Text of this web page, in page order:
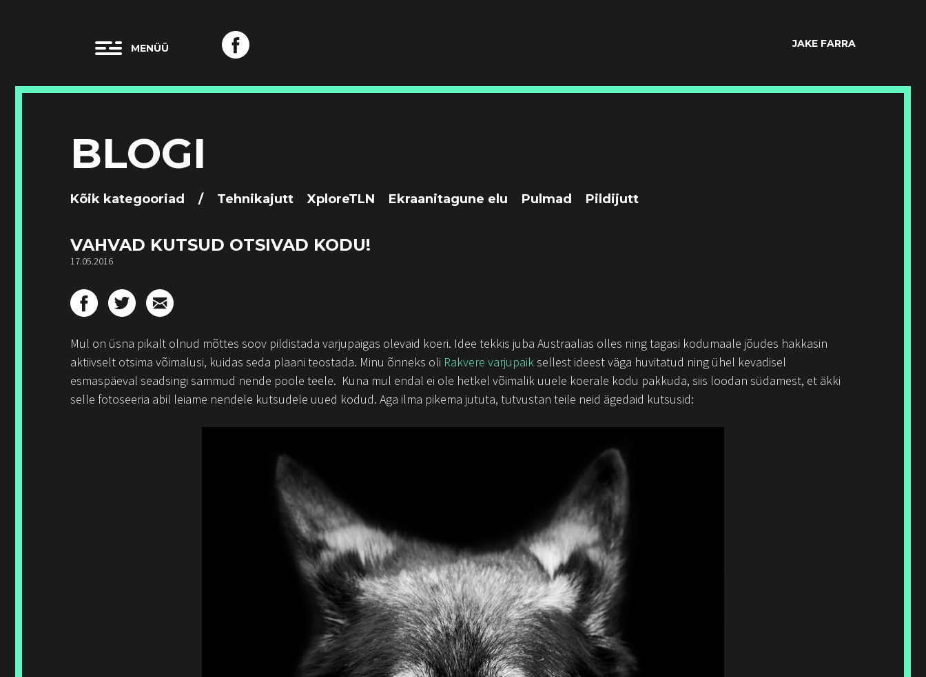
JAKE FARRA
BLOGI
Kõik kategooriad / Tehnikajutt XploreTLN Ekraanitagune elu Pulmad Pildijutt
VAHVAD KUTSUD OTSIVAD KODU!
17.05.2016
Mul on üsna pikalt olnud mõttes soov pildistada varjupaigas olevaid koeri. Idee tekkis juba Austraalias olles ning tagasi kodumaale jõudes hakkasin
aktiivselt otsima võimalusi, kuidas seda plaani teostada. Minu õnneks oli Rakvere varjupaiksellest ideest väga huvitatud ning ühel kevadisel
esmaspäeval seadsingi sammud nende poole teele. Kuna mul endal ei ole hetkel võimalik uuele koerale kodu pakkuda, siis loodan südamest, et äkki
selle fotoseeria abil leiame nendele kutsudele uued kodud. Aga ilma pikema jututa, tutvustan teile neid ägedaid kutsusid: